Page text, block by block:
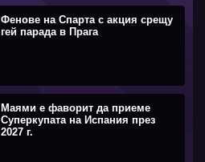
Фенове на Спарта с акция срещу
гей парада в Прага
Маями е фаворит да приеме
Суперкупата на Испания през
2027 г.